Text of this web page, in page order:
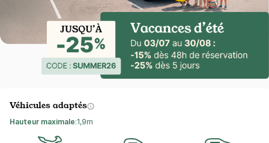
Véhicules adaptés
Hauteur maximale:1,9m